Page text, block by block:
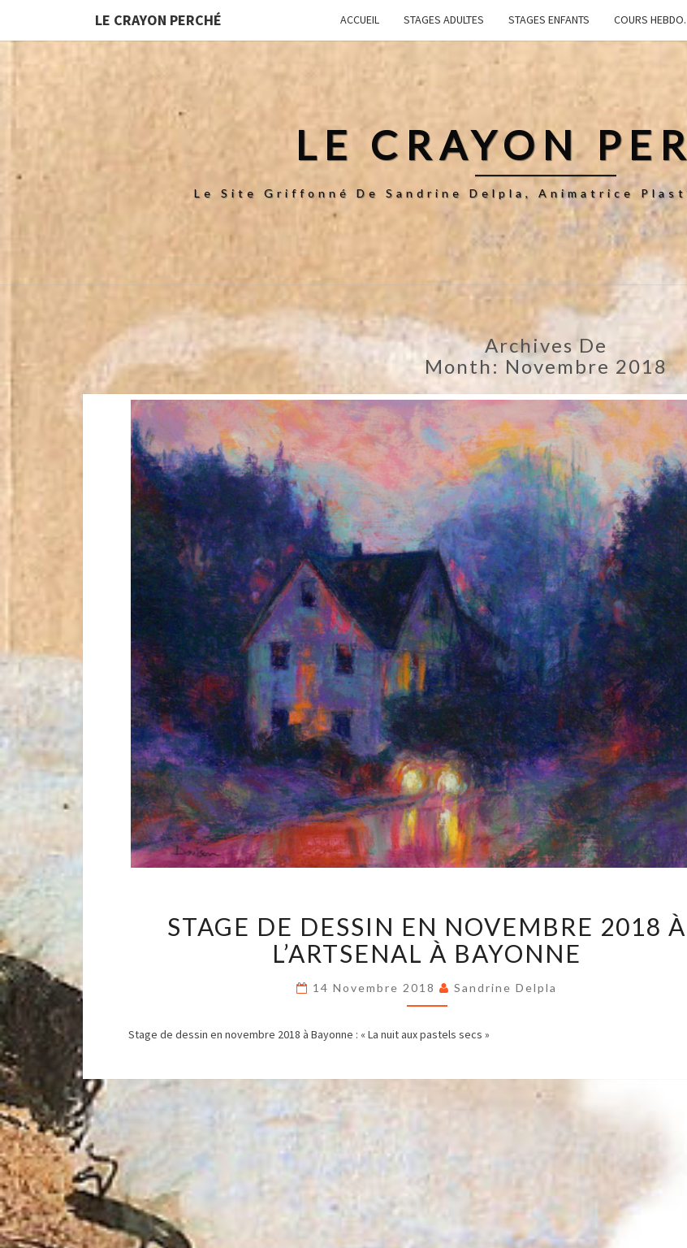
LE CRAYON PERCHÉ ACCUEIL STAGES ADULTES STAGES ENFANTS COURS HEBDO.
LE CRAYON
Le Site Griffonné De Sandrine Delpla, Animatrice
Archives De
Month: Novembre 2018
DE
DESSIN
EN
2018
À
À
STAGE DE DESSIN EN NOVEMBRE 2018 À
L’ARTSENAL À BAYONNE
14 Novembre 2018 Sandrine Delpla
Stage de dessin en novembre 2018 à Bayonne : « La nuit aux pastels secs »